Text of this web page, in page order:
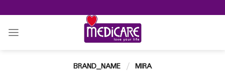
to
content
BRAND_NAME / MIRA